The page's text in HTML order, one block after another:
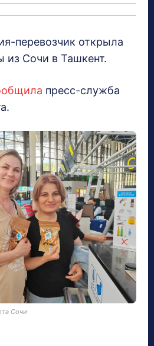
перевозчик открыла
из Сочи в Ташкент.
пресс-служба
Сочи